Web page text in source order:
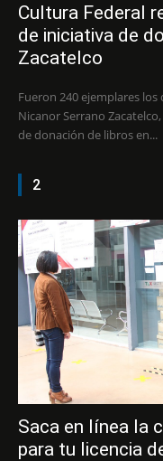
Cultura Federal
de iniciativa de
Zacatelco
Fueron 240 ejemplares
Nicanor Serrano Zacatelco, Tlax. Concluyó con gran éxito la campaña
de donación de libros en...
2
Saca en línea la
para tu licencia